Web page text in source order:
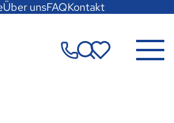
Über unsFAQKontakt
Merkzettel